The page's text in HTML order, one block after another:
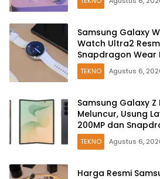
Samsung Galaxy
Watch Ultra2
Snapdragon Wear
Kesehatan Baru
TEKNO Agustus 6,
Samsung Galaxy
Meluncur, Usung
200MP dan
TEKNO Agustus 6,
Harga Resmi